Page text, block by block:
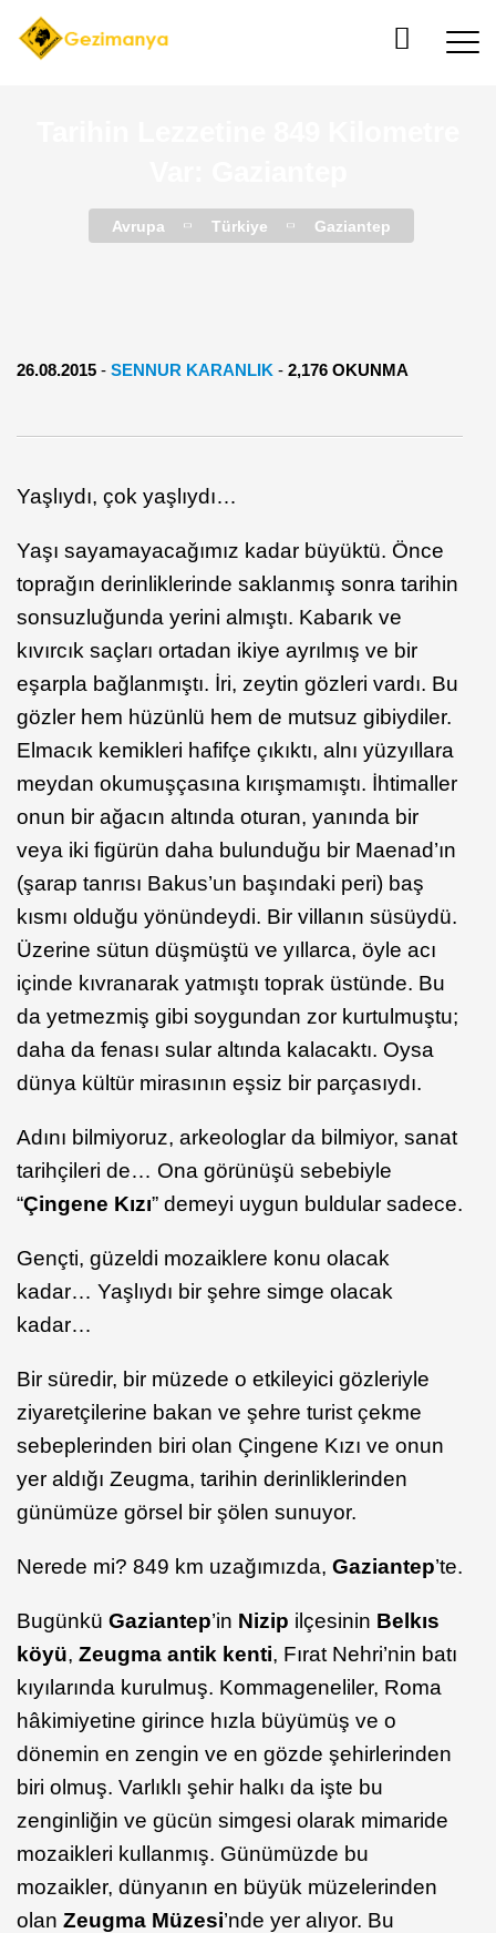
Avrupa Türkiye Gaziantep
26.08.2015 - SENNUR KARANLIK - 2,176 OKUNMA
Yaşlıydı, çok yaşlıydı…
Yaşı sayamayacağımız kadar büyüktü. Önce
toprağın derinliklerinde saklanmış sonra tarihin
sonsuzluğunda yerini almıştı. Kabarık ve
kıvırcık saçları ortadan ikiye ayrılmış ve bir
eşarpla bağlanmıştı. İri, zeytin gözleri vardı. Bu
gözler hem hüzünlü hem de mutsuz gibiydiler.
Elmacık kemikleri hafifçe çıkıktı, alnı yüzyıllara
meydan okumuşçasına kırışmamıştı. İhtimaller
onun bir ağacın altında oturan, yanında bir
veya iki figürün daha bulunduğu bir Maenad’ın
(şarap tanrısı Bakus’un başındaki peri) baş
kısmı olduğu yönündeydi. Bir villanın süsüydü.
Üzerine sütun düşmüştü ve yıllarca, öyle acı
içinde kıvranarak yatmıştı toprak üstünde. Bu
da yetmezmiş gibi soygundan zor kurtulmuştu;
daha da fenası sular altında kalacaktı. Oysa
dünya kültür mirasının eşsiz bir parçasıydı.
Adını bilmiyoruz, arkeologlar da bilmiyor, sanat
tarihçileri de… Ona görünüşü sebebiyle
“Çingene Kızı” demeyi uygun buldular sadece.
Gençti, güzeldi mozaiklere konu olacak
kadar… Yaşlıydı bir şehre simge olacak
kadar…
Bir süredir, bir müzede o etkileyici gözleriyle
ziyaretçilerine bakan ve şehre turist çekme
sebeplerinden biri olan Çingene Kızı ve onun
yer aldığı Zeugma, tarihin derinliklerinden
günümüze görsel bir şölen sunuyor.
Nerede mi? 849 km uzağımızda, Gaziantep’te.
Bugünkü Gaziantep’in Nizip ilçesinin Belkıs
köyü, Zeugma antik kenti, Fırat Nehri’nin batı
kıyılarında kurulmuş. Kommageneliler, Roma
hâkimiyetine girince hızla büyümüş ve o
dönemin en zengin ve en gözde şehirlerinden
biri olmuş. Varlıklı şehir halkı da işte bu
zenginliğin ve gücün simgesi olarak mimaride
mozaikleri kullanmış. Günümüzde bu
mozaikler, dünyanın en büyük müzelerinden
olan Zeugma Müzesi’nde yer alıyor. Bu